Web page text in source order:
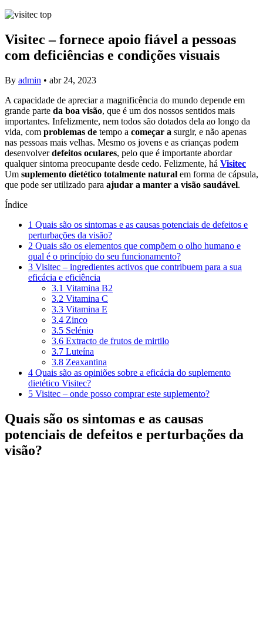
Visitec – fornece apoio fiável a pessoas
com deficiências e condições visuais
By admin • abr 24, 2023
A capacidade de apreciar a magnificência do mundo depende em
grande parte da boa visão, que é um dos nossos sentidos mais
importantes. Infelizmente, nem todos são dotados dela ao longo da
vida, com problemas de tempo a começar a surgir, e não apenas
nas pessoas mais velhas. Mesmo os jovens e as crianças podem
desenvolverdefeitos oculares, pelo que é importante abordar
qualquer sintoma preocupante desde cedo. Felizmente, há Visitec
Um suplemento dietético totalmente natural em forma de cápsula,
que pode ser utilizado para ajudar a manter a visão saudável.
Índice
1 Quais são os sintomas e as causas potenciais de defeitos e
perturbações da visão?
2 Quais são os elementos que compõem o olho humano e
qual é o princípio do seu funcionamento?
3 Visitec – ingredientes activos que contribuem para a sua
eficácia e eficiência
3.1 Vitamina B2
3.2 Vitamina C
3.3 Vitamina E
3.4 Zinco
3.5 Selénio
3.6 Extracto de frutos de mirtilo
3.7 Luteína
3.8 Zeaxantina
4 Quais são as opiniões sobre a eficácia do suplemento
dietético Visitec?
5 Visitec – onde posso comprar este suplemento?
Quais são os sintomas e as causas
potenciais de defeitos e perturbações da
visão?